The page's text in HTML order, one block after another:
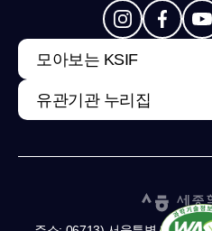
모아보는 KSIF
유관기관 누리집